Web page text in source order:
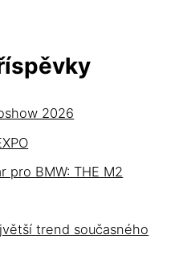
2026
pro BMW: THE M2
trend současného